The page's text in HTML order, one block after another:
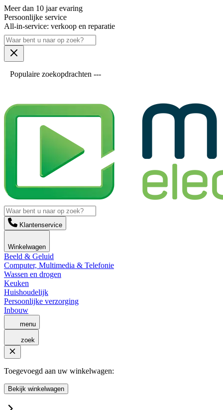
Meer dan 10 jaar evaring
Persoonlijke service
All-in-service: verkoop en reparatie
Populaire zoekopdrachten ---
Klantenservice
Winkelwagen
Beeld & Geluid
Computer, Multimedia & Telefonie
Wassen en drogen
Keuken
Huishoudelijk
Persoonlijke verzorging
Inbouw
menu
zoek
Toegevoegd aan uw winkelwagen:
Bekijk winkelwagen